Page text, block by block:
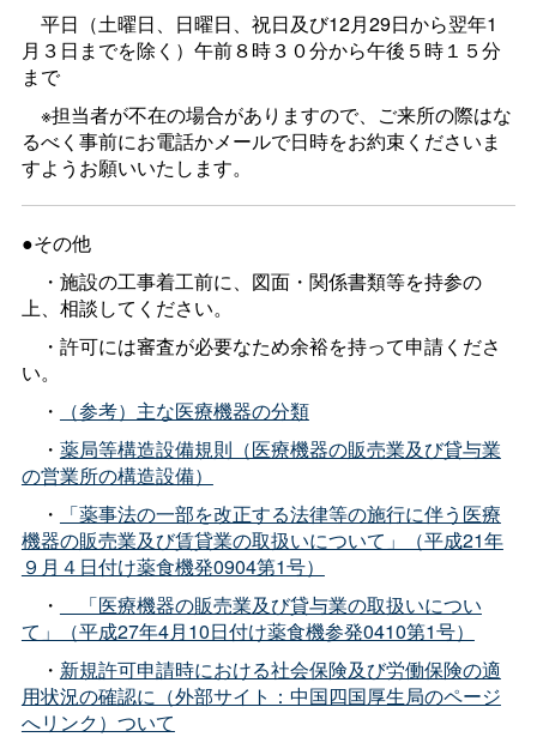
平日（土曜日、日曜日、祝日及び12月29日から翌年1
月３日までを除く）午前８時３０分から午後５時１５分
まで
※担当者が不在の場合がありますので、ご来所の際はな
るべく事前にお電話かメールで日時をお約束くださいま
すようお願いいたします。
●その他
・施設の工事着工前に、図面・関係書類等を持参の
上、相談してください。
・許可には審査が必要なため余裕を持って申請くださ
い。
・
（参考）主な医療機器の分類
・ 薬局等構造設備規則（医療機器の販売業及び貸与業
の営業所の構造設備）
・
「薬事法の一部を改正する法律等の施行に伴う医療
機器の販売業及び賃貸業の取扱いについて」（平成21年
９月４日付け薬食機発0904第1号）
・
「医療機器の販売業及び貸与業の取扱いについ
て」（平成27年4月10日付け薬食機参発0410第1号）
・ 新規許可申請時における社会保険及び労働保険の適
用状況の確認に（外部サイト：中国四国厚生局のページ
へリンク）ついて